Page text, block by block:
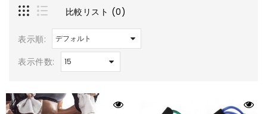
比較リスト (0)
表示順:
表示件数: